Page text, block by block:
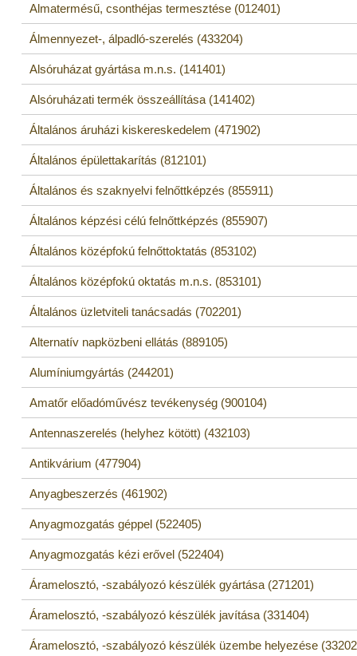
Almatermésű, csonthéjas termesztése (012401)
Álmennyezet-, álpadló-szerelés (433204)
Alsóruházat gyártása m.n.s. (141401)
Alsóruházati termék összeállítása (141402)
Általános áruházi kiskereskedelem (471902)
Általános épülettakarítás (812101)
Általános és szaknyelvi felnőttképzés (855911)
Általános képzési célú felnőttképzés (855907)
Általános középfokú felnőttoktatás (853102)
Általános középfokú oktatás m.n.s. (853101)
Általános üzletviteli tanácsadás (702201)
Alternatív napközbeni ellátás (889105)
Alumíniumgyártás (244201)
Amatőr előadóművész tevékenység (900104)
Antennaszerelés (helyhez kötött) (432103)
Antikvárium (477904)
Anyagbeszerzés (461902)
Anyagmozgatás géppel (522405)
Anyagmozgatás kézi erővel (522404)
Áramelosztó, -szabályozó készülék gyártása (271201)
Áramelosztó, -szabályozó készülék javítása (331404)
Áramelosztó, -szabályozó készülék üzembe helyezése